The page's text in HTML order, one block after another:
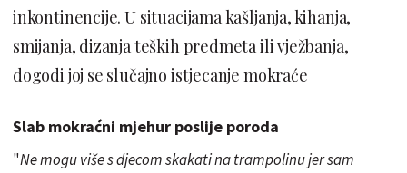
inkontinencije. U situacijama kašljanja, kihanja,
smijanja, dizanja teških predmeta ili vježbanja,
dogodi joj se slučajno istjecanje mokraće
Slab mokraćni mjehur poslije poroda
"Ne mogu više s djecom skakati na trampolinu jer sam